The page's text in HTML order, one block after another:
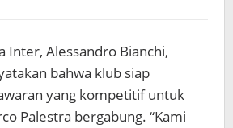
Inter, Alessandro Bianchi,
bahwa klub siap
yang kompetitif untuk
Palestra bergabung. “Kami